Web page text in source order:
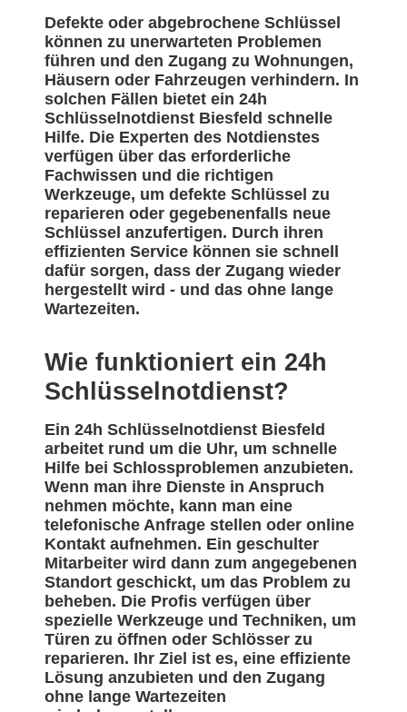
Defekte oder abgebrochene Schlüssel
können zu unerwarteten Problemen
führen und den Zugang zu Wohnungen,
Häusern oder Fahrzeugen verhindern. In
solchen Fällen bietet ein 24h
Schlüsselnotdienst Biesfeld schnelle
Hilfe. Die Experten des Notdienstes
verfügen über das erforderliche
Fachwissen und die richtigen
Werkzeuge, um defekte Schlüssel zu
reparieren oder gegebenenfalls neue
Schlüssel anzufertigen. Durch ihren
effizienten Service können sie schnell
dafür sorgen, dass der Zugang wieder
hergestellt wird - und das ohne lange
Wartezeiten.
Wie funktioniert ein 24h
Schlüsselnotdienst?
Ein 24h Schlüsselnotdienst Biesfeld
arbeitet rund um die Uhr, um schnelle
Hilfe bei Schlossproblemen anzubieten.
Wenn man ihre Dienste in Anspruch
nehmen möchte, kann man eine
telefonische Anfrage stellen oder online
Kontakt aufnehmen. Ein geschulter
Mitarbeiter wird dann zum angegebenen
Standort geschickt, um das Problem zu
beheben. Die Profis verfügen über
spezielle Werkzeuge und Techniken, um
Türen zu öffnen oder Schlösser zu
reparieren. Ihr Ziel ist es, eine effiziente
Lösung anzubieten und den Zugang
ohne lange Wartezeiten